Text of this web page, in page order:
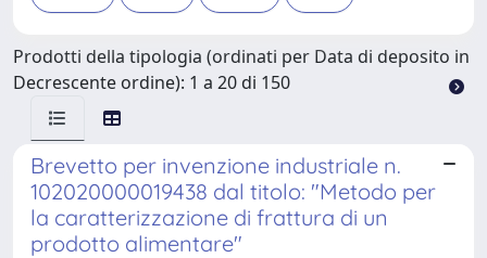
Prodotti della tipologia (ordinati per Data di deposito in
Decrescente ordine): 1 a 20 di 150
Brevetto per invenzione industriale n.
102020000019438 dal titolo: "Metodo per
la caratterizzazione di frattura di un
prodotto alimentare"